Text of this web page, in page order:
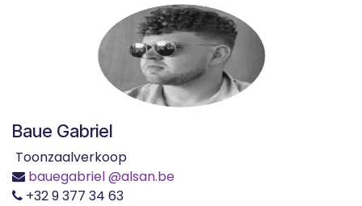
Baue Gabriel
Toonzaalverkoop
bauegabriel@alsan.be
+32 9 377 34 63